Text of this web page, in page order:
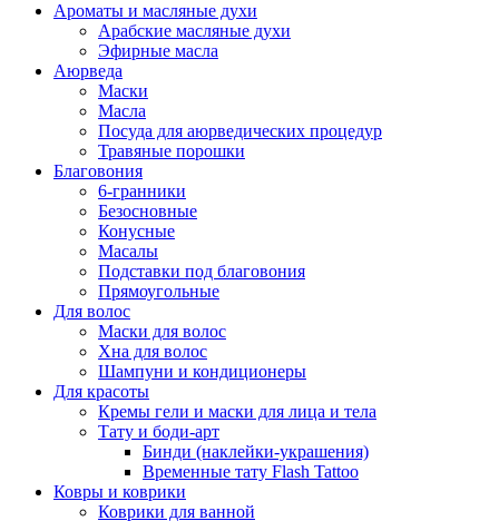
Ароматы и масляные духи
Арабские масляные духи
Эфирные масла
Аюрведа
Маски
Масла
Посуда для аюрведических процедур
Травяные порошки
Благовония
6-гранники
Безосновные
Конусные
Масалы
Подставки под благовония
Прямоугольные
Для волос
Маски для волос
Хна для волос
Шампуни и кондиционеры
Для красоты
Кремы гели и маски для лица и тела
Тату и боди-арт
Бинди (наклейки-украшения)
Временные тату Flash Tattoo
Ковры и коврики
Коврики для ванной